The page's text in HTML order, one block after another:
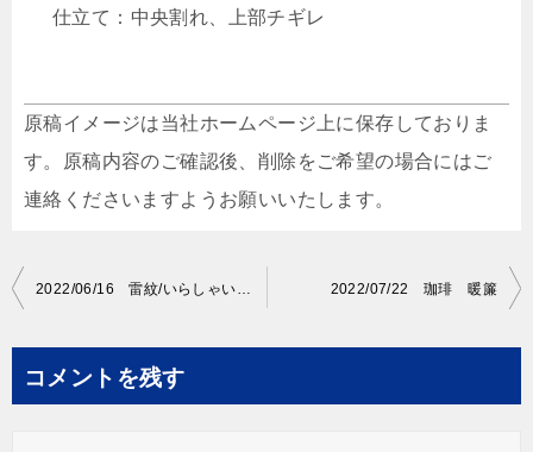
仕立て：中央割れ、上部チギレ
原稿イメージは当社ホームページ上に保存しておりま
す。原稿内容のご確認後、削除をご希望の場合にはご
連絡くださいますようお願いいたします。
投
ビ
2022/07/22 珈琲 暖簾
コメントを残す